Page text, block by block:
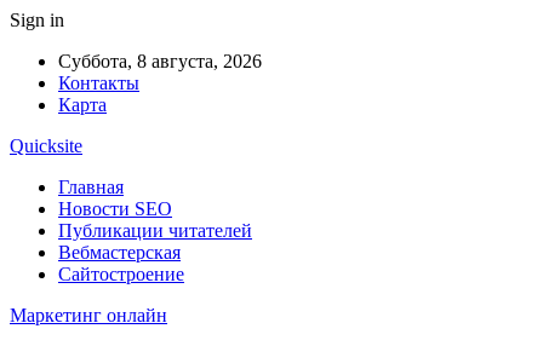
Sign in
Суббота, 8 августа, 2026
Контакты
Карта
Quicksite
Главная
Новости SEO
Публикации читателей
Вебмастерская
Сайтостроение
Маркетинг онлайн